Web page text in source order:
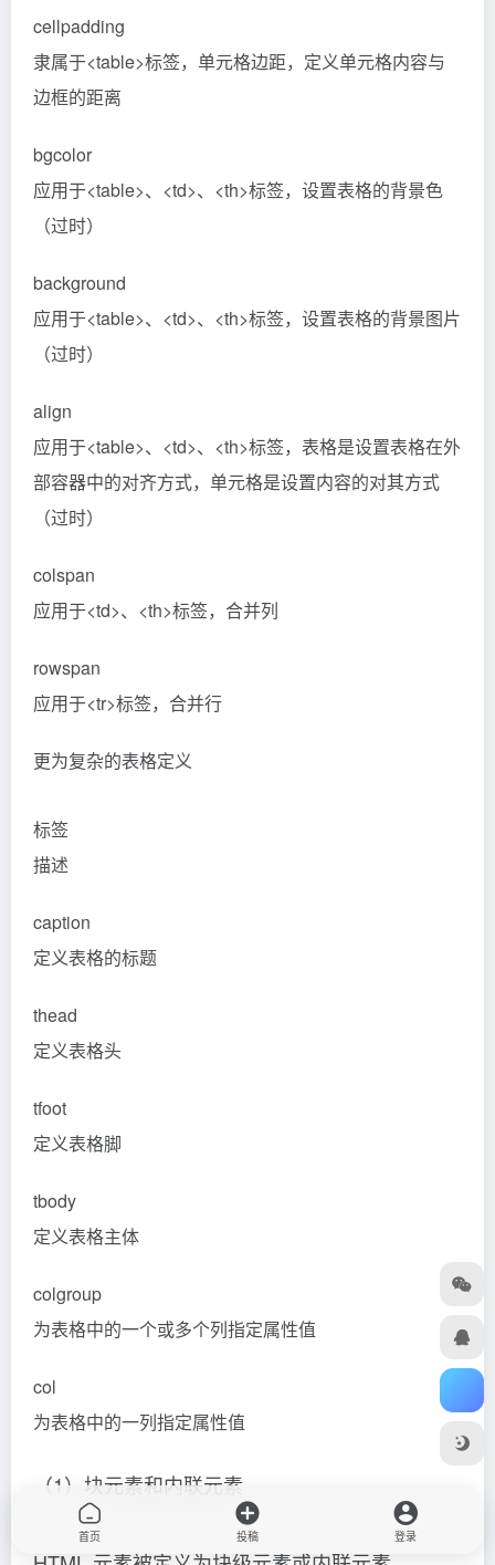
cellpadding
隶属于<table>标签，单元格边距，定义单元格内容与
边框的距离
bgcolor
应用于<table>、<td>、<th>标签，设置表格的背景色
（过时）
background
应用于<table>、<td>、<th>标签，设置表格的背景图片
（过时）
align
应用于<table>、<td>、<th>标签，表格是设置表格在外
部容器中的对齐方式，单元格是设置内容的对其方式
（过时）
colspan
应用于<td>、<th>标签，合并列
rowspan
应用于<tr>标签，合并行
更为复杂的表格定义
标签
描述
caption
定义表格的标题
thead
定义表格头
tfoot
定义表格脚
tbody
定义表格主体
colgroup
为表格中的一个或多个列指定属性值
col
为表格中的一列指定属性值
（1）块元素和内联元素
首页 投稿 登录